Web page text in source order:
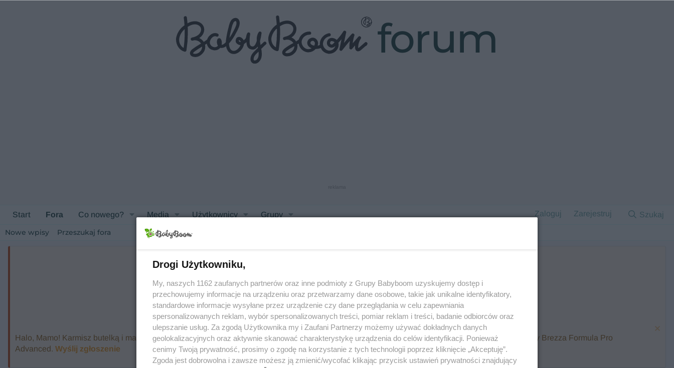
forum
Start Fora Co nowego? Media Użytkownicy Grupy Zaloguj Zarejestruj Szukaj
Nowe wpisy Przeszukaj fora
Halo, Mamo! Karmisz butelką i marzysz o ekspresie, który przygotuje mleko w kilka sekund? Opowiedz historię nocnego karmienia i zawalcz o Baby Brezza Formula Pro
Advanced. Wyślij zgłoszenie
Drogi Użytkowniku,
My, naszych 1162 zaufanych partnerów oraz inne podmioty z Grupy Babyboom uzyskujemy dostęp i
przechowujemy informacje na urządzeniu oraz przetwarzamy dane osobowe, takie jak unikalne identyfikatory,
standardowe informacje wysyłane przez urządzenie czy dane przeglądania w celu zapewniania
spersonalizowanych reklam, wybór spersonalizowanych treści, pomiar reklam i treści, badanie odbiorców oraz
ulepszanie usług. Za zgodą Użytkownika my i Zaufani Partnerzy możemy używać dokładnych danych
geolokalizacyjnych oraz aktywnie skanować charakterystykę urządzenia do celów identyfikacji. Ponieważ
cenimy Twoją prywatność, prosimy o zgodę na korzystanie z tych technologii poprzez kliknięcie „Akceptuję”.
Zgoda jest dobrowolna i zawsze możesz ją zmienić/wycofać klikając przycisk ustawień prywatności znajdujący